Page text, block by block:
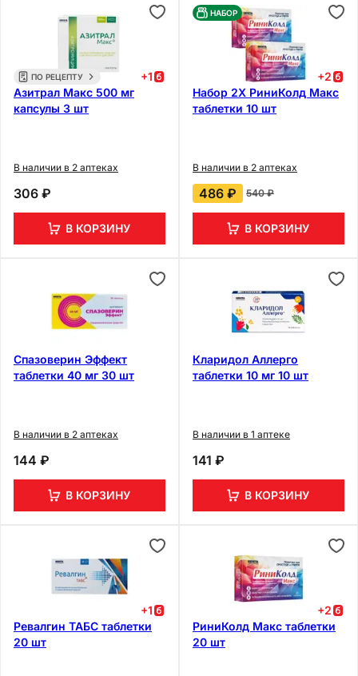
ПО РЕЦЕПТУ +1
Азитрал Макс 500 мг
капсулы 3 шт
В наличии в 2 аптеках
306 ₽
В КОРЗИНУ
НАБОР
+2
Набор 2Х РиниКолд Макс
таблетки 10 шт
В наличии в 2 аптеках
486 ₽ 540 ₽
В КОРЗИНУ
Спазоверин Эффект
таблетки 40 мг 30 шт
В наличии в 2 аптеках
144 ₽
В КОРЗИНУ
Кларидол Аллерго
таблетки 10 мг 10 шт
В наличии в 1 аптеке
141 ₽
В КОРЗИНУ
+1
Ревалгин ТАБС таблетки
20 шт
+2
РиниКолд Макс таблетки
20 шт